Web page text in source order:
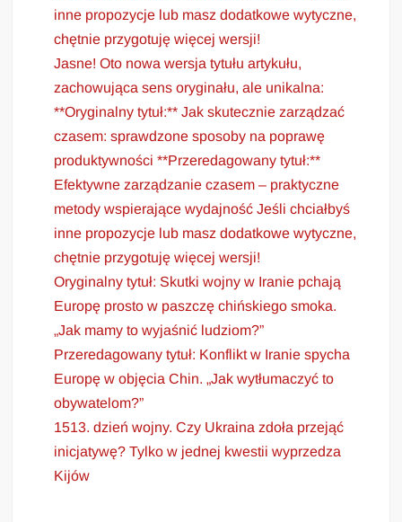
inne propozycje lub masz dodatkowe wytyczne,
chętnie przygotuję więcej wersji!
Jasne! Oto nowa wersja tytułu artykułu,
zachowująca sens oryginału, ale unikalna:
**Oryginalny tytuł:** Jak skutecznie zarządzać
czasem: sprawdzone sposoby na poprawę
produktywności **Przeredagowany tytuł:**
Efektywne zarządzanie czasem – praktyczne
metody wspierające wydajność Jeśli chciałbyś
inne propozycje lub masz dodatkowe wytyczne,
chętnie przygotuję więcej wersji!
Oryginalny tytuł: Skutki wojny w Iranie pchają
Europę prosto w paszczę chińskiego smoka.
„Jak mamy to wyjaśnić ludziom?”
Przeredagowany tytuł: Konflikt w Iranie spycha
Europę w objęcia Chin. „Jak wytłumaczyć to
obywatelom?”
1513. dzień wojny. Czy Ukraina zdoła przejąć
inicjatywę? Tylko w jednej kwestii wyprzedza
Kijów